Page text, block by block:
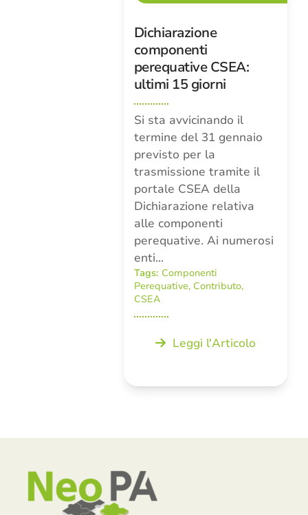
Dichiarazione
componenti
perequative CSEA:
ultimi 15 giorni
Si sta avvicinando il
termine del 31 gennaio
previsto per la
trasmissione tramite il
portale CSEA della
Dichiarazione relativa
alle componenti
perequative. Ai numerosi
enti…
Tags: Componenti
Perequative, Contributo,
CSEA
Leggi l'Articolo